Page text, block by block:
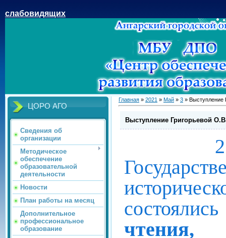
слабовидящих
ЦОРО АГО
Сведения об
организации
Методическое
обеспечение
образовательной
деятельности
Новости
План работы на месяц
Дополнительное
профессиональное
образование
Главная » 2021 » Май » 3 » Выступление
Выступление Григорьевой
21 –
чтения,